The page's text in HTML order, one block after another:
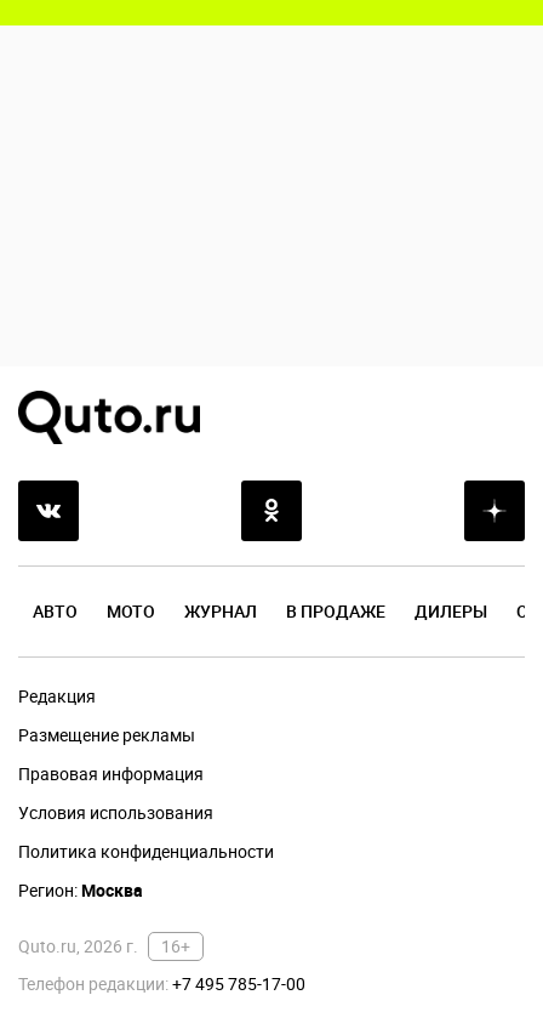
АВТО МОТО ЖУРНАЛ В ПРОДАЖЕ ДИЛЕРЫ
Редакция
Размещение рекламы
Правовая информация
Условия использования
Политика конфиденциальности
Регион:Москва
Quto.ru, 2026 г.
16+
Телефон редакции:+7 495 785-17-00